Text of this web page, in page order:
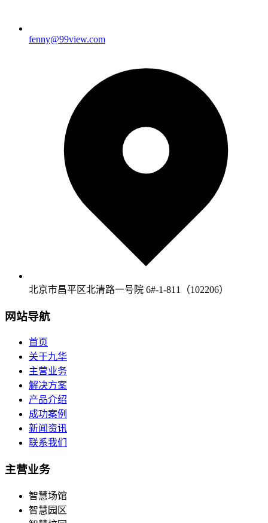
fenny@99view.com
北京市昌平区北清路一号院 6#-1-811（102206）
网站导航
首页
关于九华
主营业务
解决方案
产品介绍
成功案例
新闻资讯
联系我们
主营业务
智慧场馆
智慧园区